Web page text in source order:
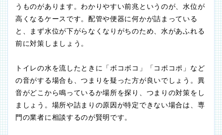
うものがあります。わかりやすい前兆というのが、水位が
高くなるケースです。配管や便器に何かが詰まっている
と、まず水位が下がらなくなりがちのため、水があふれる
前に対策しましょう。
トイレの水を流したときに「ボコボコ」「コポコポ」など
の音がする場合も、つまりを疑った方が良いでしょう。異
音がどこから鳴っているか場所を探り、つまりの対策をし
ましょう。場所や詰まりの原因が特定できない場合は、専
門の業者に相談するのが賢明です。